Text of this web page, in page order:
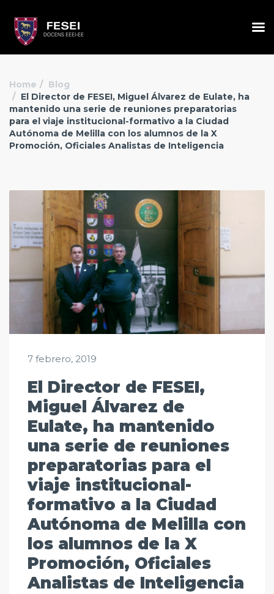
Home
Blog
El Director de FESEI, Miguel Álvarez de Eulate, ha
mantenido una serie de reuniones preparatorias
para el viaje institucional-formativo a la Ciudad
Autónoma de Melilla con los alumnos de la X
Promoción, Oficiales Analistas de Inteligencia
7 febrero, 2019
El Director de FESEI,
Miguel Álvarez de
Eulate, ha mantenido
una serie de reuniones
preparatorias para el
viaje institucional-
formativo a la Ciudad
Autónoma de Melilla con
los alumnos de la X
Promoción, Oficiales
Analistas de Inteligencia